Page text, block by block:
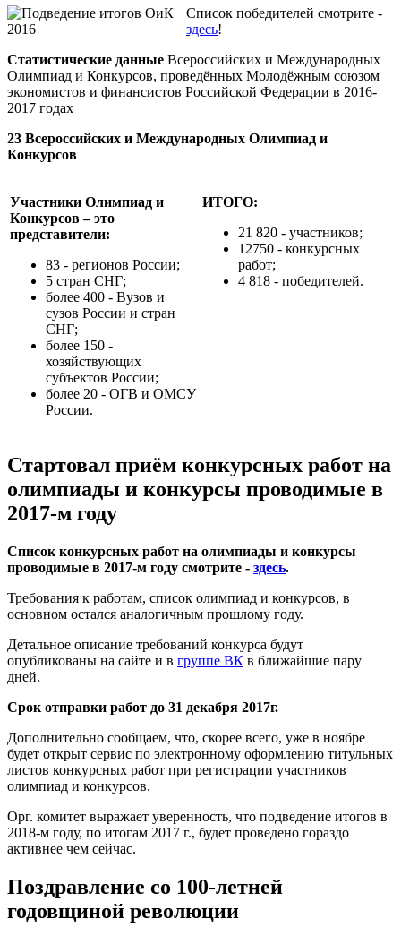
Список победителей смотрите -
здесь!
Статистические данные Всероссийских и Международных
Олимпиад и Конкурсов, проведённых Молодёжным союзом
экономистов и финансистов Российской Федерации в 2016-
2017 годах
23 Всероссийских и Международных Олимпиад и
Конкурсов
Участники Олимпиад и
Конкурсов – это
представители:
83 - регионов России;
5 стран СНГ;
более 400 - Вузов и
сузов России и стран
СНГ;
более 150 -
хозяйствующих
субъектов России;
более 20 - ОГВ и ОМСУ
России.
ИТОГО:
21 820 - участников;
12750 - конкурсных
работ;
4 818 - победителей.
Стартовал приём конкурсных работ на
олимпиады и конкурсы проводимые в
2017-м году
Список конкурсных работ на олимпиады и конкурсы
проводимые в 2017-м году смотрите - здесь.
Требования к работам, список олимпиад и конкурсов, в
основном остался аналогичным прошлому году.
Детальное описание требований конкурса будут
опубликованы на сайте и в группе ВК в ближайшие пару
дней.
Срок отправки работ до 31 декабря 2017г.
Дополнительно сообщаем, что, скорее всего, уже в ноябре
будет открыт сервис по электронному оформлению титульных
листов конкурсных работ при регистрации участников
олимпиад и конкурсов.
Орг. комитет выражает уверенность, что подведение итогов в
2018-м году, по итогам 2017 г., будет проведено гораздо
активнее чем сейчас.
Поздравление со 100-летней
годовщиной революции